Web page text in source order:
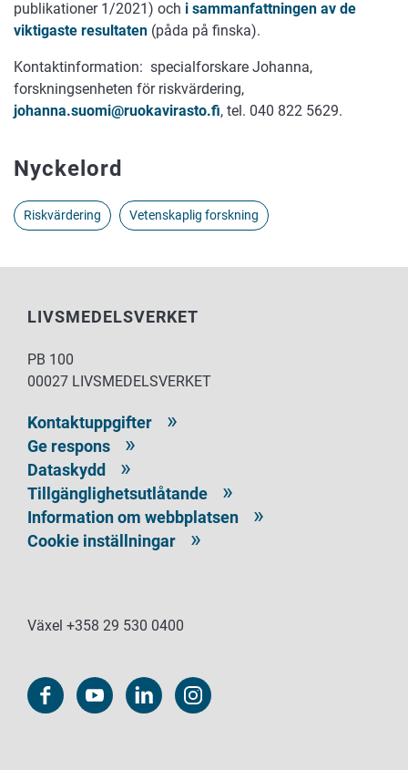
publikationer 1/2021) och i sammanfattningen av de
viktigaste resultaten (påda på finska).
Kontaktinformation: specialforskare Johanna,
forskningsenheten för riskvärdering,
johanna.suomi@ruokavirasto.fi, tel. 040 822 5629.
Nyckelord
Riskvärdering Vetenskaplig forskning
LIVSMEDELSVERKET
PB 100
00027 LIVSMEDELSVERKET
Kontaktuppgifter
Ge respons
Dataskydd
Tillgänglighetsutlåtande
Information om webbplatsen
Cookie inställningar
Växel +358 29 530 0400